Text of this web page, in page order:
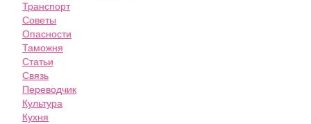
Транспорт
Советы
Опасности
Таможня
Статьи
Связь
Переводчик
Культура
Кухня